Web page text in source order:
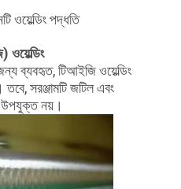
ওয়েল্ডিং পদ্ধতি
ওয়েল্ডিং
ব্যবহৃত, টিআইজি ওয়েল্ডিং
সরঞ্জামটি জটিল এবং
নয়।